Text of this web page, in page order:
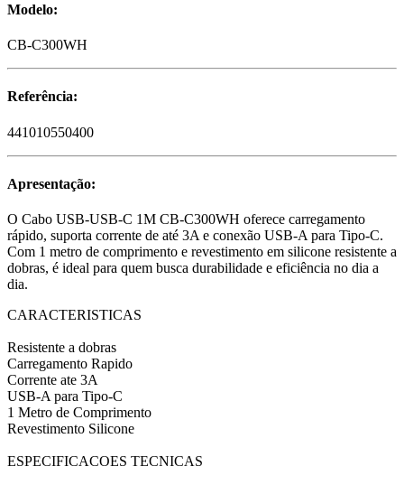
Modelo:
CB-C300WH
Referência:
441010550400
Apresentação:
O Cabo USB-USB-C 1M CB-C300WH oferece carregamento
rápido, suporta corrente de até 3A e conexão USB-A para Tipo-C.
Com 1 metro de comprimento e revestimento em silicone resistente a
dobras, é ideal para quem busca durabilidade e eficiência no dia a
dia.
CARACTERISTICAS
Resistente a dobras
Carregamento Rapido
Corrente ate 3A
USB-A para Tipo-C
1 Metro de Comprimento
Revestimento Silicone
ESPECIFICACOES TECNICAS